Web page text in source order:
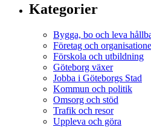
Kategorier
Bygga, bo och leva
Företag och
Förskola och utbildning
Göteborg växer
Jobba i Göteborgs Stad
Kommun och politik
Omsorg och stöd
Trafik och resor
Uppleva och göra